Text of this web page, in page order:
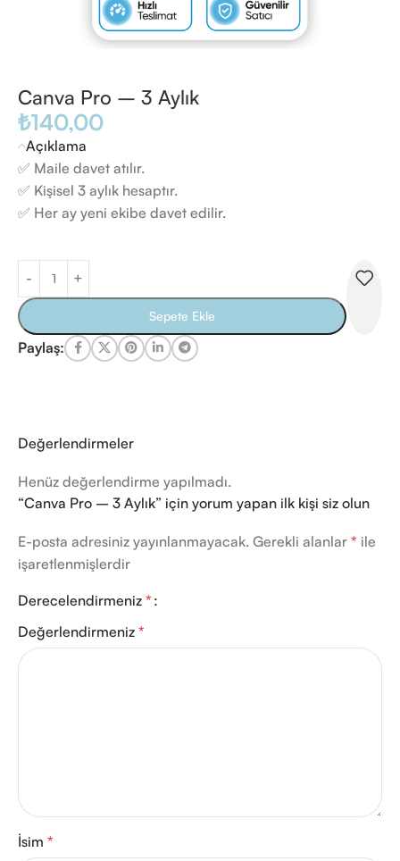
Canva Pro – 3 Aylık
₺140,00
Açıklama
✅ Maile davet atılır.
✅ Kişisel 3 aylık hesaptır.
✅ Her ay yeni ekibe davet edilir.
Sepete Ekle
Paylaş:
Değerlendirmeler
Henüz değerlendirme yapılmadı.
“Canva Pro – 3 Aylık” için yorum yapan ilk kişi siz olun
E-posta adresiniz yayınlanmayacak. Gerekli alanlar * ile
işaretlenmişlerdir
Derecelendirmeniz *
Değerlendirmeniz *
İsim *